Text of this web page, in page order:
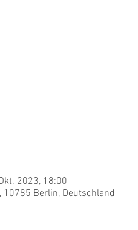
2023, 18:00
Berlin, Deutschland